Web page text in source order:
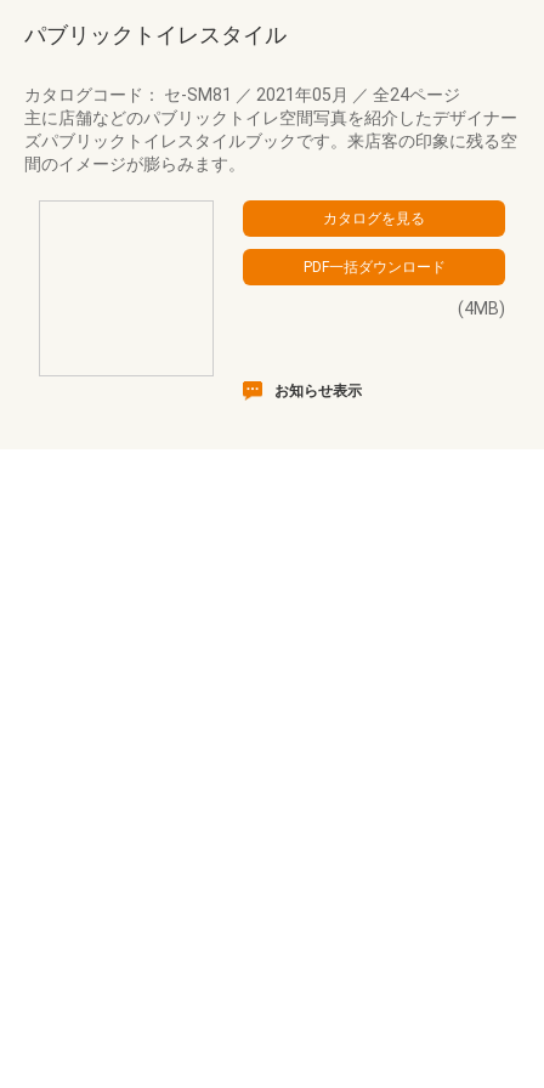
パブリックトイレスタイル
カタログコード： セ-SM81 ／ 2021年05月 ／ 全24ページ
主に店舗などのパブリックトイレ空間写真を紹介したデザイナー
ズパブリックトイレスタイルブックです。来店客の印象に残る空
間のイメージが膨らみます。
(4MB)
お知らせ表示